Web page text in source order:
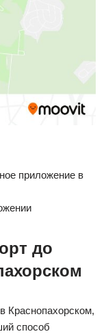
приложение в
до
Краснопахорском,
способ